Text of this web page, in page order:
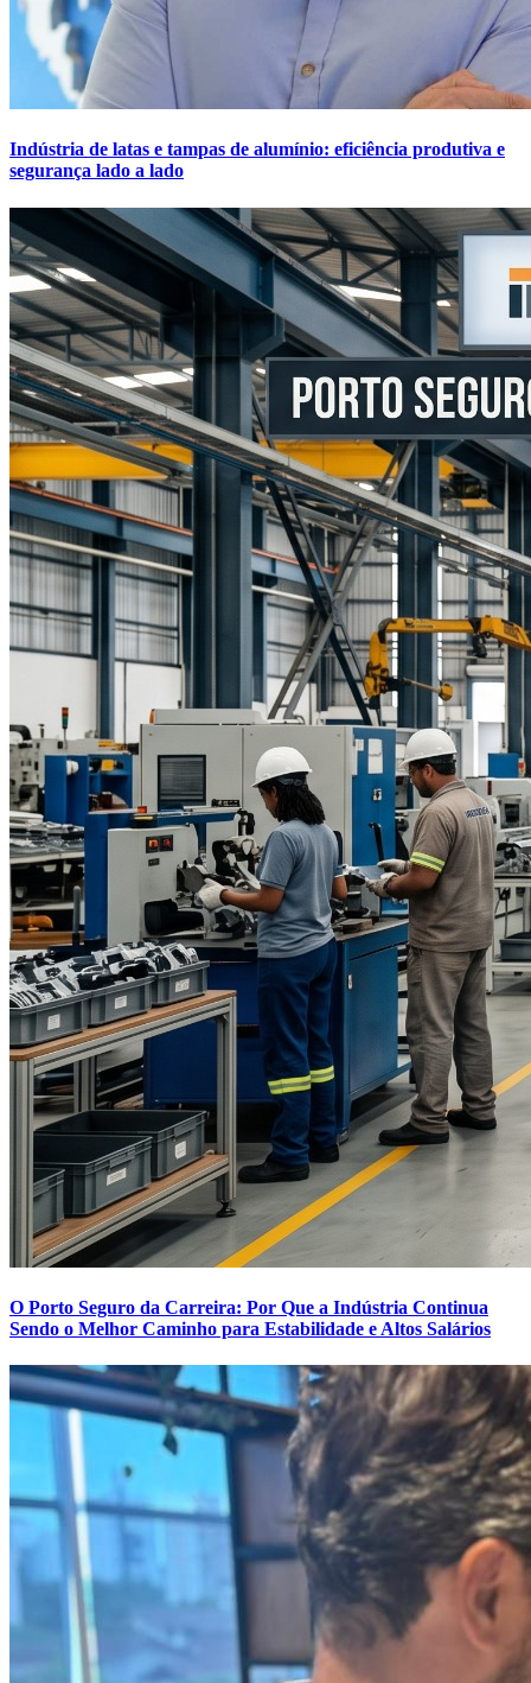
Indústria de latas e tampas de alumínio: eficiência produtiva e
segurança lado a lado
O Porto Seguro da Carreira: Por Que a Indústria Continua
Sendo o Melhor Caminho para Estabilidade e Altos Salários